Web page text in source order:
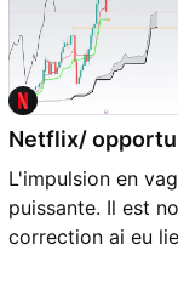
Netflix/
L'impulsion en
puissante. Il est
correction ai eu